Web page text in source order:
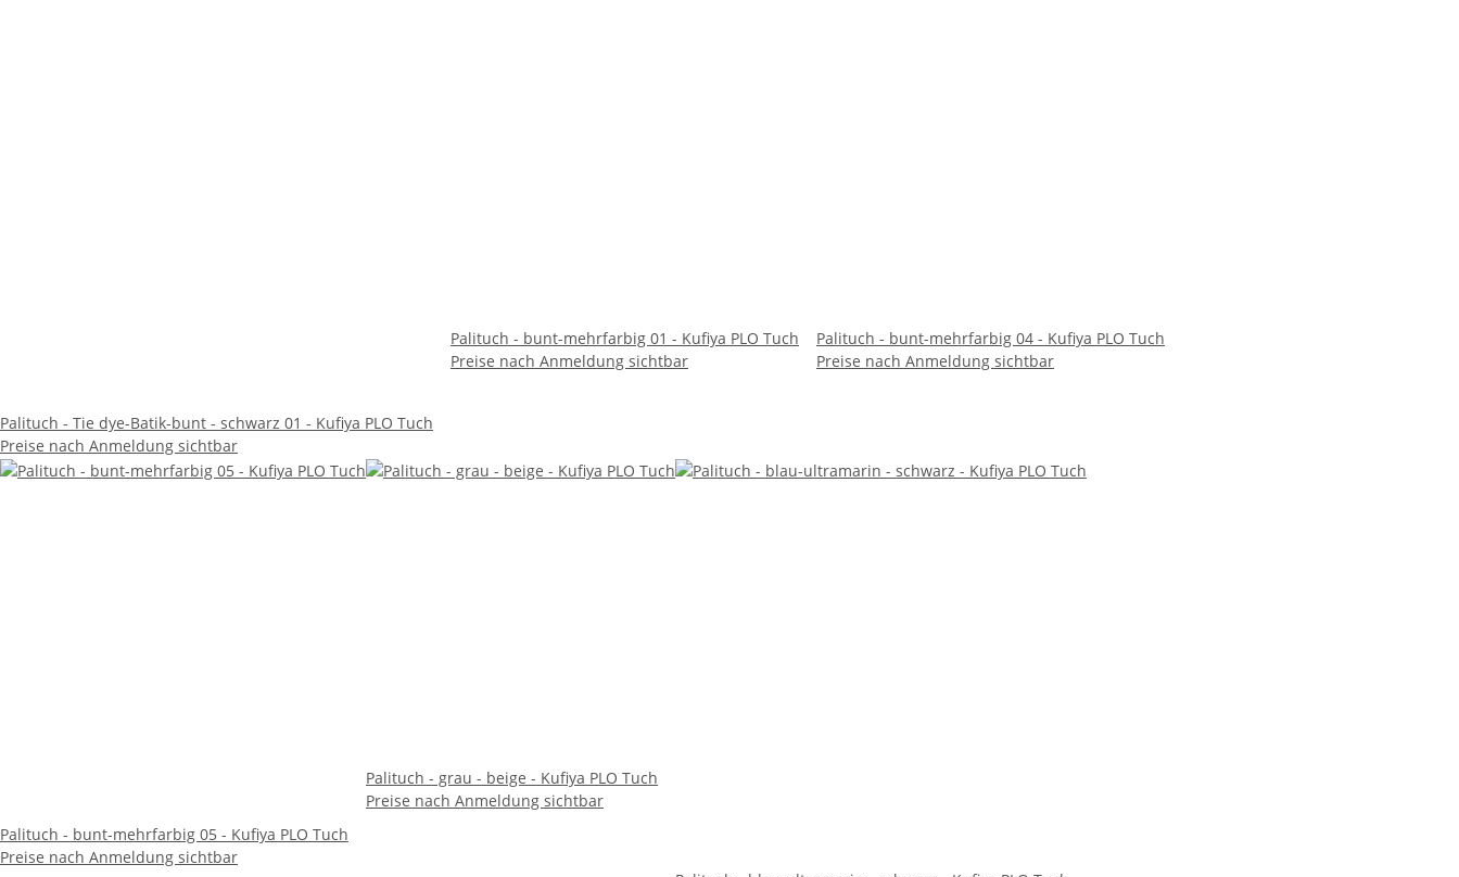
Palituch - Tie dye-Batik-bunt - schwarz 01 - Kufiya PLO Tuch
Preise nach Anmeldung sichtbar
Palituch - bunt-mehrfarbig 01 - Kufiya PLO Tuch
Preise nach Anmeldung sichtbar
Palituch - bunt-mehrfarbig 04 - Kufiya PLO Tuch
Preise nach Anmeldung sichtbar
Palituch - bunt-mehrfarbig 05 - Kufiya PLO Tuch
Preise nach Anmeldung sichtbar
Palituch - grau - beige - Kufiya PLO Tuch
Preise nach Anmeldung sichtbar